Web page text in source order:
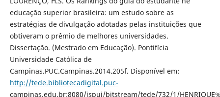
educação superior brasileira: um estudo sobre as
estratégias de divulgação adotadas pelas instituições que
obtiveram o prêmio de melhores universidades.
Dissertação. (Mestrado em Educação). Pontifícia
Universidade Católica de
Campinas.PUC.Campinas.2014.205f. Disponível em:
http://tede.bibliotecadigital.puc-
campinas.edu.br:8080/jspui/bitstream/tede/732/1/